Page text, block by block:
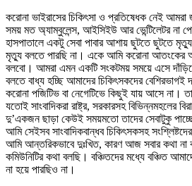
করোনা ভাইরাসের চিকিৎসা ও প্রতিষেধক নেই আমরা
সময় মত অ্যাম্বুলেন্স, আইসিইউ আর ভেন্টিলেটর না
হাসপাতালে একটু সেবা পাবার আশায় ছুটতে ছুটতে
মৃত্যু বলতে পারছি না। একে আমি করোনা আতংকের
বলবো। আমরা এমন একটি সংকটময় সময়ে এসে
বলতে বাধ্য হচ্ছি আমাদের চিকিৎসকদের
করোনা পজিটিভ বা নেগেটিভে কিছুই যায় আসে না।
যতোই সাংবাদিকরা রাষ্ট্র, সরকারসহ বিভিন্নমহলের
দু’একজন ছাড়া কেউই সময়মতো তাদের সেবাটুকু
আমি সেইসব সাংবাদিকবান্ধব চিকিৎসকসহ
আমি আন্তরিকভাবে দুঃখিত, কারণ আজ সবার কথা না
কমিউনিটির কথা বলছি। বঞ্চিতদের মধ্যে বঞ্চিত
না হয়ে পারছিও না।